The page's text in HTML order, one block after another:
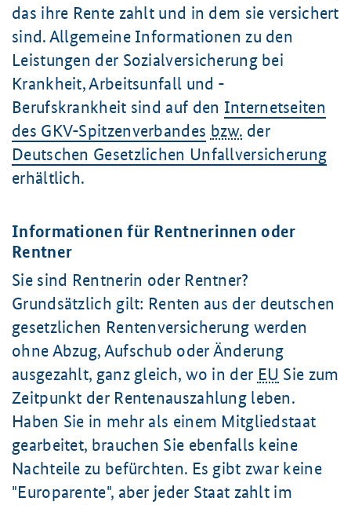
das ihre Rente zahlt und in dem sie versichert
sind. Allgemeine Informationen zu den
Leistungen der Sozialversicherung bei
Krankheit, Arbeitsunfall und -
Berufskrankheit sind auf den Internetseiten
des GKV-Spitzenverbandes bzw. der
Deutschen Gesetzlichen Unfallversicherung
erhältlich.
Informationen für Rentnerinnen oder
Rentner
Sie sind Rentnerin oder Rentner?
Grundsätzlich gilt: Renten aus der deutschen
gesetzlichen Rentenversicherung werden
ohne Abzug, Aufschub oder Änderung
ausgezahlt, ganz gleich, wo in der EU Sie zum
Zeitpunkt der Rentenauszahlung leben.
Haben Sie in mehr als einem Mitgliedstaat
gearbeitet, brauchen Sie ebenfalls keine
Nachteile zu befürchten. Es gibt zwar keine
"Europarente", aber jeder Staat zahlt im